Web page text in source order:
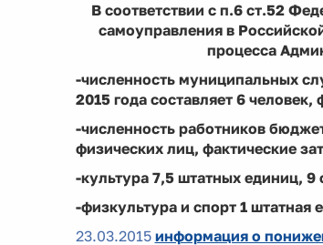
В соответствии с п.6 ст.52
самоуправления в
процесса
-численность муниципальных
2015 года составляет 6
-численность работников
физических лиц, фактические
-культура 7,5 штатных единиц, 9
-физкультура и спорт 1 штатная
23.03.2015 информация о